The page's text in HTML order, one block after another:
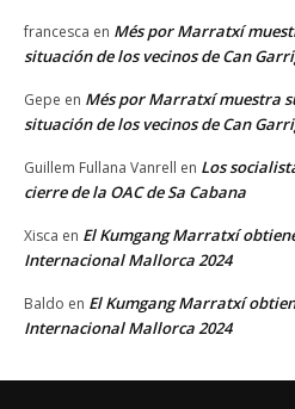
francesca en Més por Marratxí
situación de los vecinos de Can
Gepe en Més por Marratxí muestra
situación de los vecinos de Can
Guillem Fullana Vanrell en Los
cierre de la OAC de Sa Cabana
Xisca en El Kumgang Marratxí
Internacional Mallorca 2024
Baldo en El Kumgang Marratxí
Internacional Mallorca 2024